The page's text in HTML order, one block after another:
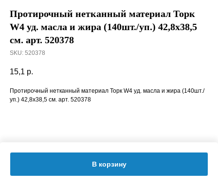
Протирочный нетканный материал Торк
W4 уд. масла и жира (140шт./уп.) 42,8х38,5
см. арт. 520378
SKU: 520378
15,1 р.
В корзину
Протирочный нетканный материал Торк W4 уд. масла и жира (140шт./
уп.) 42,8х38,5 см. арт. 520378